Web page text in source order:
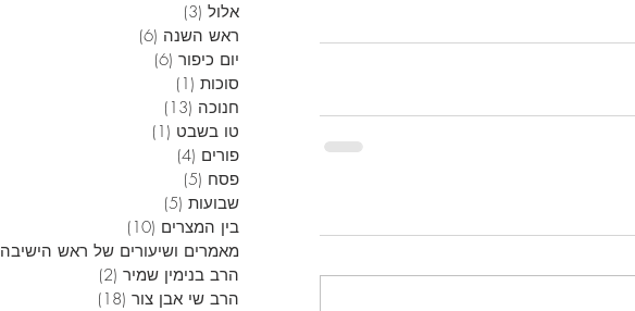
אלול (3)
ראש השנה (6)
יום כיפור (6)
סוכות (1)
חנוכה (13)
טו בשבט (1)
פורים (4)
פסח (5)
שבועות (5)
בין המצרים (10)
מאמרים ושיעורים של ראש הישיבה
הרב בנימין שמיר (2)
הרב שי אבן צור (18)